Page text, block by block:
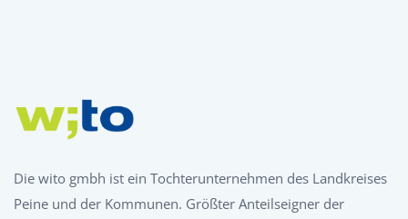
Die wito gmbh ist ein Tochterunternehmen des Landkreises
Peine und der Kommunen. Größter Anteilseigner der